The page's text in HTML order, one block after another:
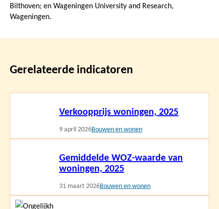
Bilthoven; en Wageningen University and Research,
Wageningen.
Gerelateerde indicatoren
Verkoopprijs woningen, 2025
9 april 2026Bouwen en wonen
Gemiddelde WOZ-waarde van
woningen, 2025
31 maart 2026Bouwen en wonen
Lees